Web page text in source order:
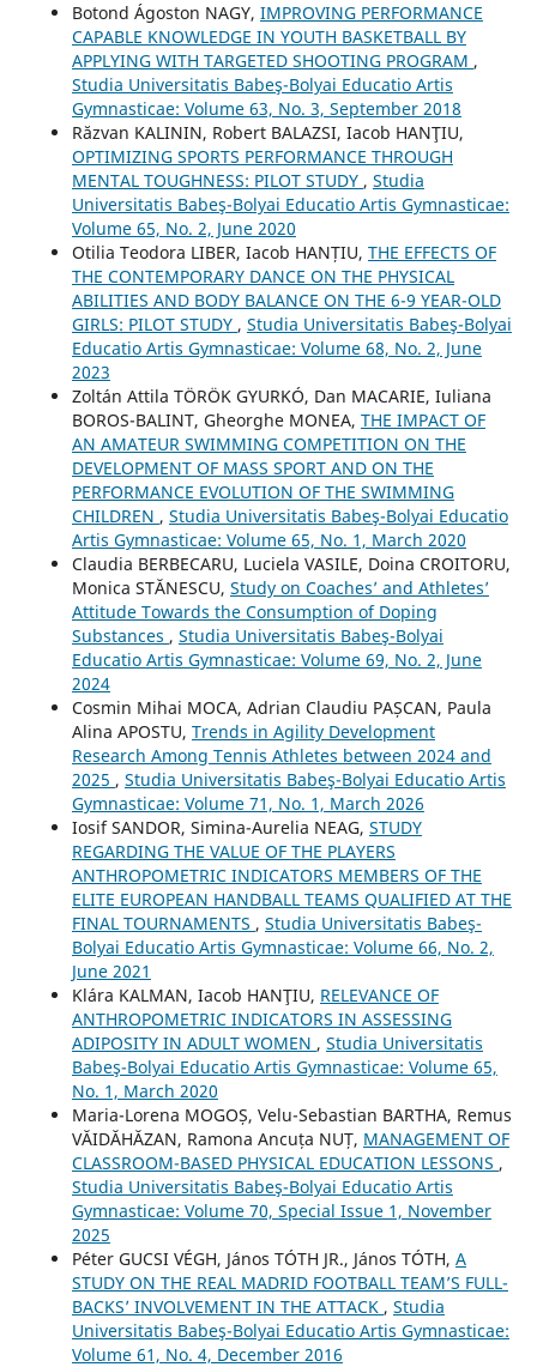
Botond Ágoston NAGY, IMPROVING PERFORMANCE
CAPABLE KNOWLEDGE IN YOUTH BASKETBALL BY
APPLYING WITH TARGETED SHOOTING PROGRAM ,
Studia Universitatis Babeş-Bolyai Educatio Artis
Gymnasticae: Volume 63, No. 3, September 2018
Răzvan KALININ, Robert BALAZSI, Iacob HANŢIU,
OPTIMIZING SPORTS PERFORMANCE THROUGH
MENTAL TOUGHNESS: PILOT STUDY , Studia
Universitatis Babeş-Bolyai Educatio Artis Gymnasticae:
Volume 65, No. 2, June 2020
Otilia Teodora LIBER, Iacob HANȚIU, THE EFFECTS OF
THE CONTEMPORARY DANCE ON THE PHYSICAL
ABILITIES AND BODY BALANCE ON THE 6-9 YEAR-OLD
GIRLS: PILOT STUDY , Studia Universitatis Babeş-Bolyai
Educatio Artis Gymnasticae: Volume 68, No. 2, June
2023
Zoltán Attila TÖRÖK GYURKÓ, Dan MACARIE, Iuliana
BOROS-BALINT, Gheorghe MONEA, THE IMPACT OF
AN AMATEUR SWIMMING COMPETITION ON THE
DEVELOPMENT OF MASS SPORT AND ON THE
PERFORMANCE EVOLUTION OF THE SWIMMING
CHILDREN , Studia Universitatis Babeş-Bolyai Educatio
Artis Gymnasticae: Volume 65, No. 1, March 2020
Claudia BERBECARU, Luciela VASILE, Doina CROITORU,
Monica STĂNESCU, Study on Coaches’ and Athletes’
Attitude Towards the Consumption of Doping
Substances , Studia Universitatis Babeş-Bolyai
Educatio Artis Gymnasticae: Volume 69, No. 2, June
2024
Cosmin Mihai MOCA, Adrian Claudiu PAȘCAN, Paula
Alina APOSTU, Trends in Agility Development
Research Among Tennis Athletes between 2024 and
2025 , Studia Universitatis Babeş-Bolyai Educatio Artis
Gymnasticae: Volume 71, No. 1, March 2026
Iosif SANDOR, Simina-Aurelia NEAG, STUDY
REGARDING THE VALUE OF THE PLAYERS
ANTHROPOMETRIC INDICATORS MEMBERS OF THE
ELITE EUROPEAN HANDBALL TEAMS QUALIFIED AT THE
FINAL TOURNAMENTS , Studia Universitatis Babeş-
Bolyai Educatio Artis Gymnasticae: Volume 66, No. 2,
June 2021
Klára KALMAN, Iacob HANŢIU, RELEVANCE OF
ANTHROPOMETRIC INDICATORS IN ASSESSING
ADIPOSITY IN ADULT WOMEN , Studia Universitatis
Babeş-Bolyai Educatio Artis Gymnasticae: Volume 65,
No. 1, March 2020
Maria-Lorena MOGOȘ, Velu-Sebastian BARTHA, Remus
VĂIDĂHĂZAN, Ramona Ancuța NUȚ, MANAGEMENT OF
CLASSROOM-BASED PHYSICAL EDUCATION LESSONS ,
Studia Universitatis Babeş-Bolyai Educatio Artis
Gymnasticae: Volume 70, Special Issue 1, November
2025
Péter GUCSI VÉGH, János TÓTH JR., János TÓTH, A
STUDY ON THE REAL MADRID FOOTBALL TEAM’S FULL-
BACKS’ INVOLVEMENT IN THE ATTACK , Studia
Universitatis Babeş-Bolyai Educatio Artis Gymnasticae:
Volume 61, No. 4, December 2016